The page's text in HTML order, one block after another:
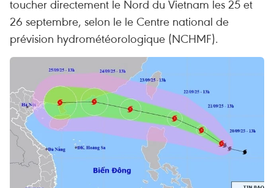
toucher directement le Nord du Vietnam les 25 et
26 septembre, selon le le Centre national de
prévision hydrométéorologique (NCHMF).